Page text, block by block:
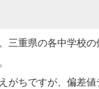
三重県の各中学校
がちですが、偏差